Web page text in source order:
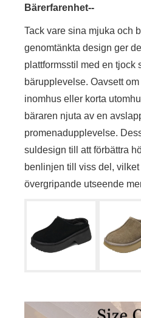
Bärerfarenhet--
Tack vare sina mjuka och
genomtänkta design ger
plattformsstil med en tjock
bärupplevelse. Oavsett
inomhus eller korta
bäraren njuta av en
promenadupplevelse.
suldesign till att förbättra
benlinjen till viss del,
övergripande utseende